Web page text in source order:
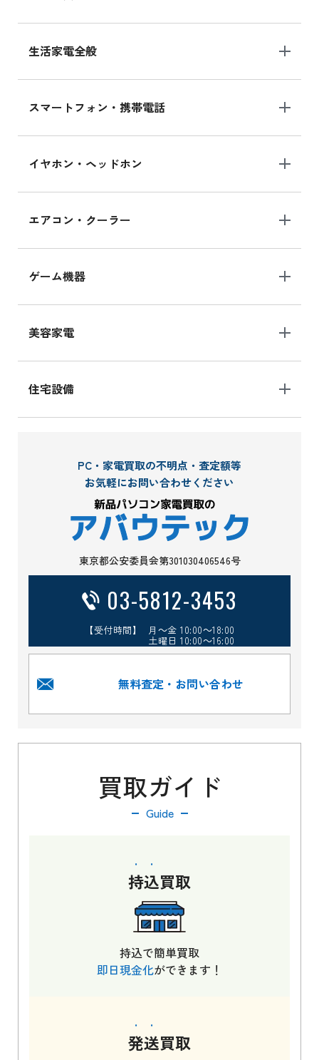
生活家電全般
スマートフォン・携帯電話
イヤホン・ヘッドホン
エアコン・クーラー
ゲーム機器
美容家電
住宅設備
PC・家電買取の不明点・査定額等
お気軽にお問い合わせください
東京都公安委員会第301030406546号
03-5812-3453
【受付時間】 月～金 10:00～18:00
土曜日 10:00～16:00
無料査定・お問い合わせ
買取ガイド
Guide
持込買取
持込で簡単買取
即日現金化ができます！
発送買取